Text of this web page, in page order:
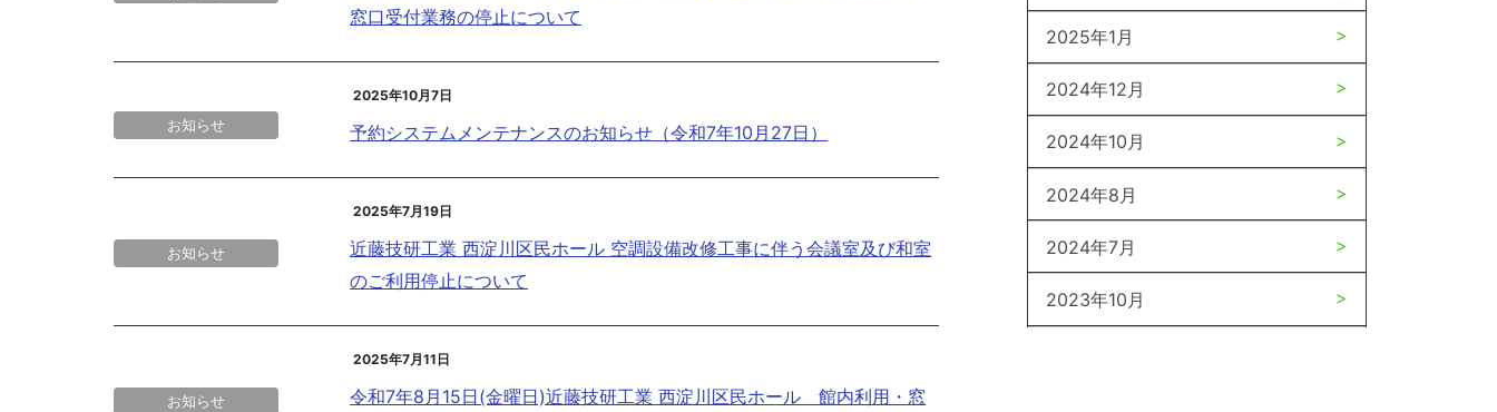
窓口受付業務の停止について
お知らせ
2025年10月7日
予約システムメンテナンスのお知らせ（令和7年10月27日）
お知らせ
2025年7月19日
近藤技研工業 西淀川区民ホール 空調設備改修工事に伴う会議室及び和室
のご利用停止について
お知らせ
2025年7月11日
令和7年8月15日(金曜日)近藤技研工業 西淀川区民ホール 館内利用・窓
2025年1月
2024年12月
2024年10月
2024年8月
2024年7月
2023年10月